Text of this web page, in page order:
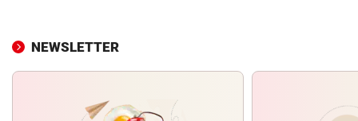
NEWSLETTER